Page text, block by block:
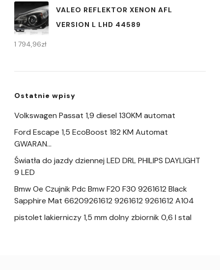
VALEO REFLEKTOR XENON AFL
VERSION L LHD 44589
1 794,96zł
Ostatnie wpisy
Volkswagen Passat 1,9 diesel 130KM automat
Ford Escape 1,5 EcoBoost 182 KM Automat
GWARAN…
Światła do jazdy dziennej LED DRL PHILIPS DAYLIGHT
9 LED
Bmw Oe Czujnik Pdc Bmw F20 F30 9261612 Black
Sapphire Mat 66209261612 9261612 9261612 A104
pistolet lakierniczy 1,5 mm dolny zbiornik 0,6 l stal